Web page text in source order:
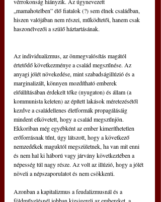
„mamahotelben” élő fiatalok (?) sem élnek családban,
hiszen valójában nem részei, működtetői, hanem csak
haszonélvezői a szülő háztartásának.
Az individualizmus, az önmegvalósítás magától
értetődő következménye a család megszűnése. Az
anyagi jólét növekedése, mint szabadságillúzió és a
marginalizált, könnyen mozdítható emberek
előállításában érdekelt tőke (nyugaton) és állam (a
kommunista keleten) az épített lakások méretezésétől
kezdve a családellenes életformák propagálásáig
mindent elkövetett, hogy a család megszűnjön.
Ekkoriban még egyébként az ember kimeríthetetlen
erőforrásnak tűnt, úgy látszott, hogy a következő
nemzedékek maguktól megszületnek, ha van mit enni
és nem hal ki háború vagy járvány következtében a
népesség túl nagy része. Az volt az illúzió, hogy a jólét
növeli a népszaporulatot és nem csökkenti.
Azonban a kapitalizmus a feudalizmusnál és a